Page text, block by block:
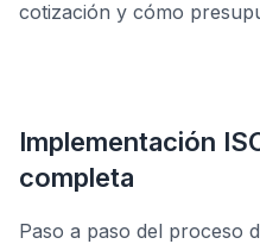
cotización y cómo
Implementación
completa
Paso a paso del proceso